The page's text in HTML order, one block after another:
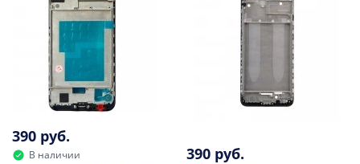
390 руб.
В наличии 390 руб.